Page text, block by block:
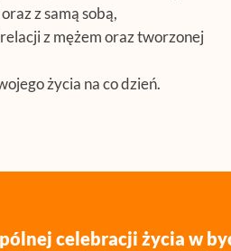
z samą sobą,
z mężem oraz tworzonej
życia na co dzień.
celebracji życia w